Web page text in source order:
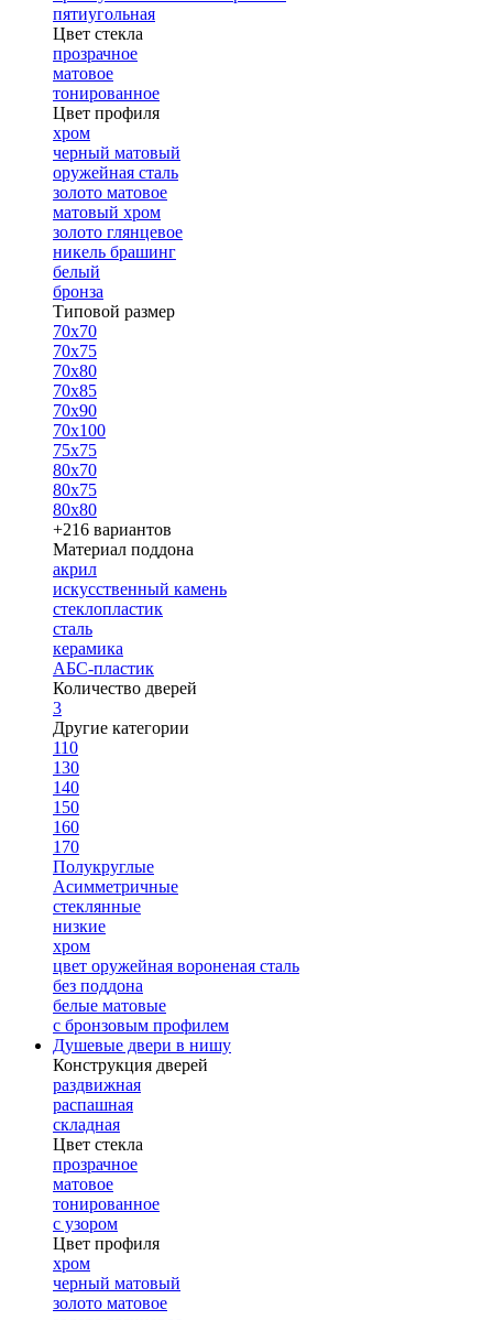
пятиугольная
Цвет стекла
прозрачное
матовое
тонированное
Цвет профиля
хром
черный матовый
оружейная сталь
золото матовое
матовый хром
золото глянцевое
никель брашинг
белый
бронза
Типовой размер
70х70
70х75
70х80
70х85
70х90
70х100
75х75
80х70
80х75
80х80
+216 вариантов
Материал поддона
акрил
искусственный камень
стеклопластик
сталь
керамика
АБС-пластик
Количество дверей
3
Другие категории
110
130
140
150
160
170
Полукруглые
Асимметричные
стеклянные
низкие
хром
цвет оружейная вороненая сталь
без поддона
белые матовые
с бронзовым профилем
Душевые двери в нишу
Конструкция дверей
раздвижная
распашная
складная
Цвет стекла
прозрачное
матовое
тонированное
с узором
Цвет профиля
хром
черный матовый
золото матовое